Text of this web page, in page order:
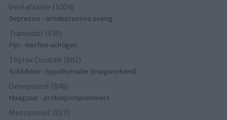
Venlafaxine (1004)
Depressie - antidepressiva overig
Tramadol (939)
Pijn - morfine-achtigen
Thyrax Duotab (882)
Schildklier - hypothyroidie (traagwerkend)
Omeprazol (848)
Maagzuur - protonpompremmers
Metoprolol (817)